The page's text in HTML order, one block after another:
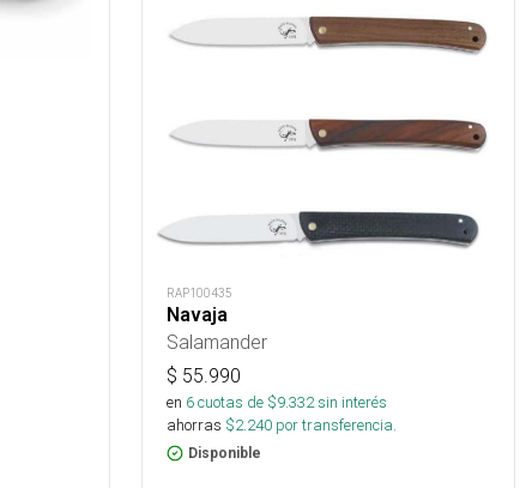
RAP100435
Navaja
Salamander
$ 55.990
en 6cuotas de $9.332sin interés
ahorras $2.240 por transferencia.
Disponible